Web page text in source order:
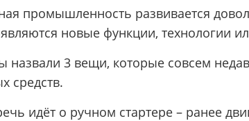
промышленность развивается
новые функции, технологии
назвали 3 вещи, которые совсем
средств.
идёт о ручном стартере – ранее